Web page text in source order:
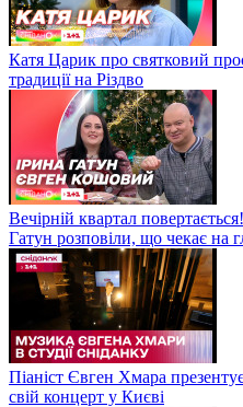
Катя Царик про святковий
традиції на Різдво
Вечірній квартал
Гатун розповіли, що чекає на
Піаніст Євген Хмара
свій концерт у Києві